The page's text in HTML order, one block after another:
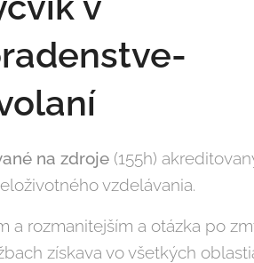
na zdroje (155h)
vzdelávania.
a rozmanitejším a otázka po
získava vo všetkých